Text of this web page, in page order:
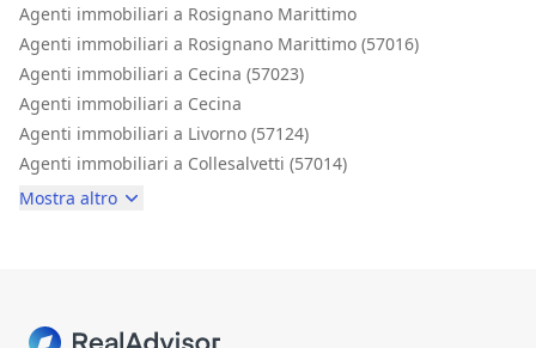
Agenti immobiliari a Rosignano Marittimo
Agenti immobiliari a Rosignano Marittimo (57016)
Agenti immobiliari a Cecina (57023)
Agenti immobiliari a Cecina
Agenti immobiliari a Livorno (57124)
Agenti immobiliari a Collesalvetti (57014)
Mostra altro